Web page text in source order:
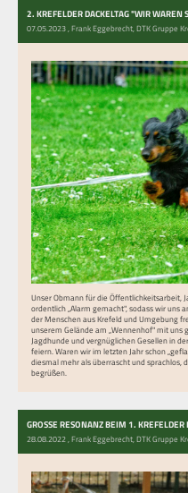
2. KREFELDER DACKELTAG "WIR WAREN
07.05.2023, Frank Eggebrecht, DTK Gruppe
Unser Obmann für die Öffentlichkeitsarbeit,
ordentlich „Alarm gemacht", sodass wir uns
der Menschen aus Krefeld und Umgebung
unserem Gelände am „Wennenhof" mit uns
Jagdhunde und vergnüglichen Gesellen in
feiern. Waren wir im letzten Jahr schon
diesmal mehr als überrascht und sprachlos,
begrüßen.
GROSSE RESONANZ BEIM 1. KREFELDER
28.08.2022, Frank Eggebrecht, DTK Gruppe